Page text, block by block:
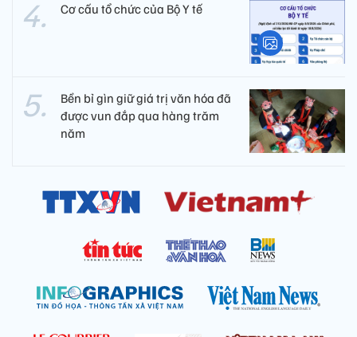
Cơ cấu tổ chức của Bộ Y tế
Bền bỉ gìn giữ giá trị văn hóa đã
được vun đắp qua hàng trăm
năm